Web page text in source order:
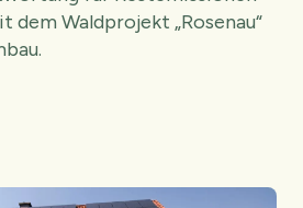
Waldprojekt „Rosenau“